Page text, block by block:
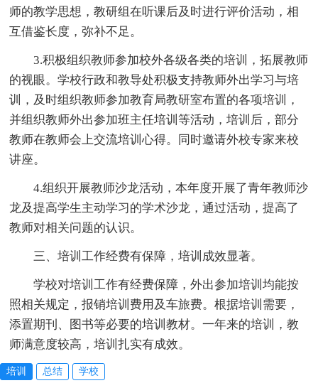
师的教学思想，教研组在听课后及时进行评价活动，相
互借鉴长度，弥补不足。
3.积极组织教师参加校外各级各类的培训，拓展教师
的视眼。学校行政和教导处积极支持教师外出学习与培
训，及时组织教师参加教育局教研室布置的各项培训，
并组织教师外出参加班主任培训等活动，培训后，部分
教师在教师会上交流培训心得。同时邀请外校专家来校
讲座。
4.组织开展教师沙龙活动，本年度开展了青年教师沙
龙及提高学生主动学习的学术沙龙，通过活动，提高了
教师对相关问题的认识。
三、培训工作经费有保障，培训成效显著。
学校对培训工作有经费保障，外出参加培训均能按
照相关规定，报销培训费用及车旅费。根据培训需要，
添置期刊、图书等必要的培训教材。一年来的培训，教
师满意度较高，培训扎实有成效。
培训 总结 学校